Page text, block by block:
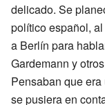
delicado. Se
político español,
a Berlín para
Gardemann y
Pensaban que
se pusiera en